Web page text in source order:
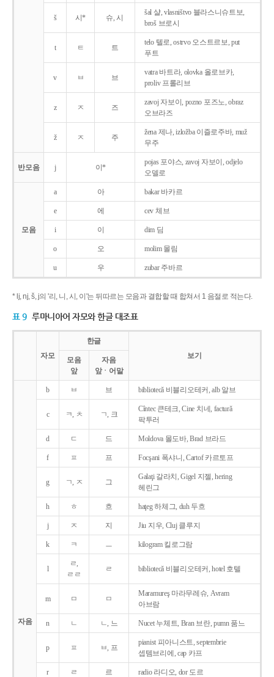
š 시* 슈, 시
šal 샬, vlasništvo 블라스니슈트보,
broš 브로시
t ㅌ 트
telo 텔로, ostrvo 오스트르보, put
푸트
v ㅂ 브
vatra 바트라, olovka 올로브카,
proliv 프롤리브
z ㅈ 즈
zavoj 자보이, pozno 포즈노, obraz
오브라즈
ž ㅈ 주
žena 제나, izložba 이즐로주바, muž
무주
반모음 j 이*
pojas 포야스, zavoj 자보이, odjelo
오델로
모음
a 아 bakar 바카르
e 에 cev 체브
i 이 dim 딤
o 오 molim 몰림
u 우 zubar 주바르
* lj, nj, š, j의 '리, 니, 시, 이'는 뒤따르는 모음과 결합할 때 합쳐서 1 음절로 적는다.
표 9 루마니아어 자모와 한글 대조표
자모
한글
보기
모음
앞
자음
앞ㆍ어말
자음
b ㅂ 브 bibliotecǎ 비블리오테커, alb 알브
c ㅋ, ㅊ ㄱ, 크
Cîntec 큰테크, Cine 치네, facturǎ
팍투러
d ㄷ 드 Moldova 몰도바, Brad 브라드
f ㅍ 프 Focşani 폭샤니, Cartof 카르토프
g ㄱ, ㅈ 그
Galaţi 갈라치, Gigel 지젤, hering
헤린그
h ㅎ 흐 haţeg 하체그, duh 두흐
j ㅈ 지 Jiu 지우, Cluj 클루지
k ㅋ ㅡ kilogram 킬로그람
l
ㄹ,
ㄹㄹ
ㄹ bibliotecǎ 비블리오테커, hotel 호텔
m ㅁ ㅁ
Maramureş 마라무레슈, Avram
아브람
n ㄴ ㄴ, 느 Nucet 누체트, Bran 브란, pumn 품느
p ㅍ ㅂ, 프
pianist 피아니스트, septembrie
셉템브리에, cap 카프
r ㄹ 르 radio 라디오, dor 도르